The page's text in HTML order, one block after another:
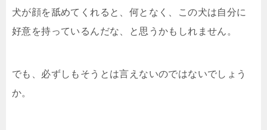
犬が顔を舐めてくれると、何となく、この犬は自分に
好意を持っているんだな、と思うかもしれません。
でも、必ずしもそうとは言えないのではないでしょう
か。